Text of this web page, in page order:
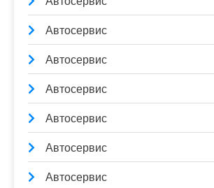
Автосервис
Автосервис
Автосервис
Автосервис
Автосервис
Автосервис